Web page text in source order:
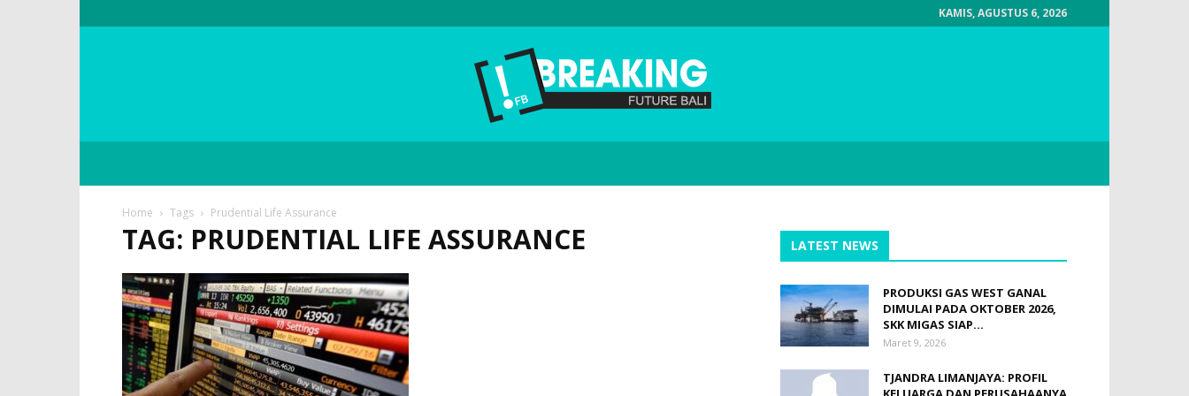
KAMIS, AGUSTUS 6, 2026
Home Tags Prudential Life Assurance
TAG: PRUDENTIAL LIFE ASSURANCE LATEST NEWS
PRODUKSI GAS WEST GANAL
DIMULAI PADA OKTOBER 2026,
SKK MIGAS SIAP...
Maret 9, 2026
TJANDRA LIMANJAYA: PROFIL